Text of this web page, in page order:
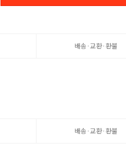
배송·교환·환불
배송·교환·환불